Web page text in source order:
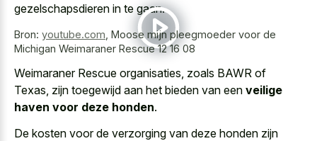
gezelschapsdieren in te gaan.
Bron: youtube.com Moose mijn pleegmoeder voor de
Michigan Weimaraner Rescue 12 16 08
Weimaraner Rescue organisaties, zoals BAWR of
Texas, zijn toegewijd aan het bieden van een veilige
haven voor deze honden.
De kosten voor de verzorging van deze honden zijn